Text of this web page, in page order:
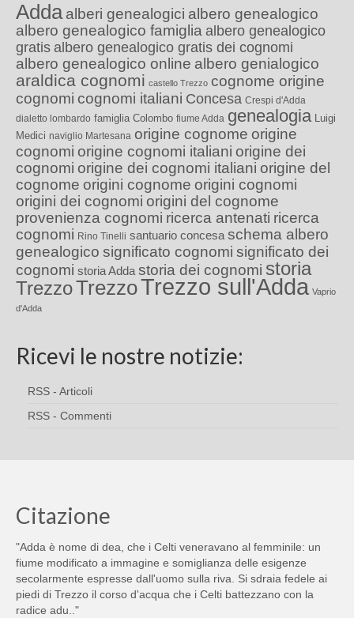
Adda alberi genealogici albero genealogico
albero genealogico famiglia albero genealogico
gratis albero genealogico gratis dei cognomi
albero genealogico online albero genialogico
araldica cognomi castello Trezzo cognome origine
cognomi cognomi italiani Concesa Crespi d'Adda
dialetto lombardo famiglia Colombo fiume Adda genealogia Luigi
Medici naviglio Martesana origine cognome origine
cognomi origine cognomi italiani origine dei
cognomi origine dei cognomi italiani origine del
cognome origini cognome origini cognomi
origini dei cognomi origini del cognome
provenienza cognomi ricerca antenati ricerca
cognomi Rino Tinelli santuario concesa schema albero
genealogico significato cognomi significato dei
cognomi storia Adda storia dei cognomi storia
TrezzoTrezzoTrezzo sull'Adda Vaprio
d'Adda
Ricevi le nostre notizie:
RSS - Articoli
RSS - Commenti
Citazione
"Adda è nome di dea, che i Celti veneravano al femminile: un
fiume modificato a immagine e somiglianza delle esigenze
secolarmente espresse dall'uomo sulla riva. Si sdraia fedele ai
piedi di Trezzo il corso d'acqua che i Celti battezzano con la
radice adu.."